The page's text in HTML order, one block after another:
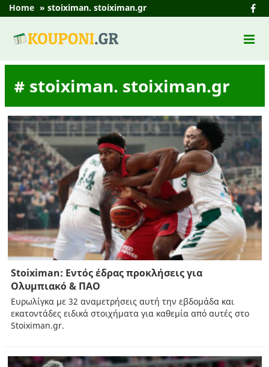
Home » stoiximan. stoiximan.gr
# stoiximan. stoiximan.gr
Stoiximan: Εντός έδρας προκλήσεις για
Ολυμπιακό & ΠΑΟ
Ευρωλίγκα με 32 αναμετρήσεις αυτή την εβδομάδα και
εκατοντάδες ειδικά στοιχήματα για καθεμία από αυτές στο
Stoiximan.gr.